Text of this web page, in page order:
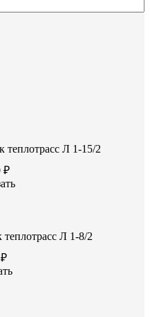
теплотрасс Л 1-15/2
₽
теплотрасс Л 1-8/2